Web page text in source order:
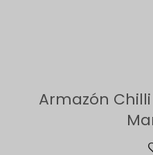
Armazón